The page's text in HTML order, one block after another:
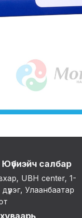
салбар
UBH center, 1-
Улаанбаатар